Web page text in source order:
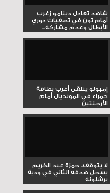
شاهد تعادل دينامو زغرب
أمام ثون في تصفيات دوري
الأبطال وعدم مشاركة...
إمبولو يتلقى أغرب بطاقة
حمراء في المونديال أمام
الأرجنتين
لا يتوقف.. حمزة عبد الكريم
يسجل هدفه الثاني في ودية
برشلونة